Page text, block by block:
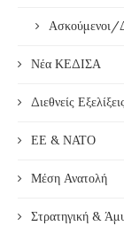
Ασκούμενοι/
Νέα ΚΕΔΙΣΑ
Διεθνείς Εξελίξεις
ΕΕ & ΝΑΤΟ
Μέση Ανατολή
Στρατηγική &